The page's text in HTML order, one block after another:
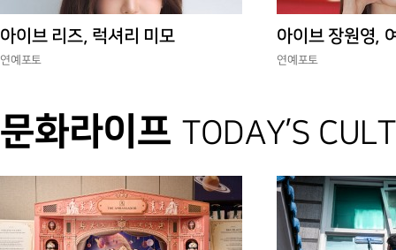
아이브 리즈, 럭셔리 미모
연예포토
아이브 장원영,
연예포토
문화라이프 TODAY’S